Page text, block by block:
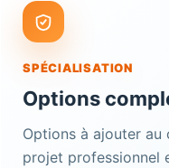
SPÉCIALISATION
Options
Options à ajouter
projet professionnel